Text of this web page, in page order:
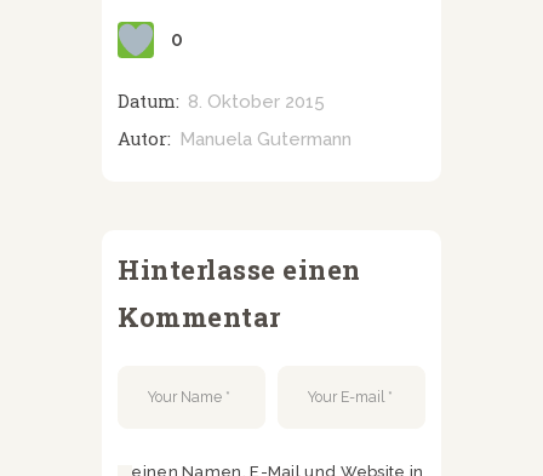
0
Datum: 8. Oktober 2015
Autor: Manuela Gutermann
Hinterlasse einen
Kommentar
Meinen Namen, E-Mail und Website in